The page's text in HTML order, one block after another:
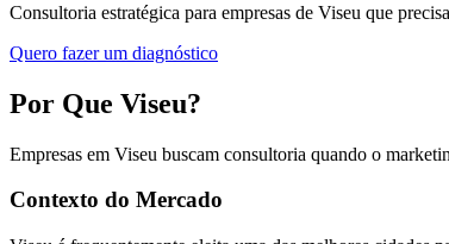
Consultoria estratégica para empresas de Viseu que
Quero fazer um diagnóstico
Por Que Viseu?
Empresas em Viseu buscam consultoria quando o
Contexto do Mercado